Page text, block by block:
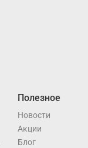
Полезное
Новости
Акции
Блог